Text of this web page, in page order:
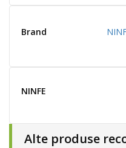
Brand
NINFE
Alte produse